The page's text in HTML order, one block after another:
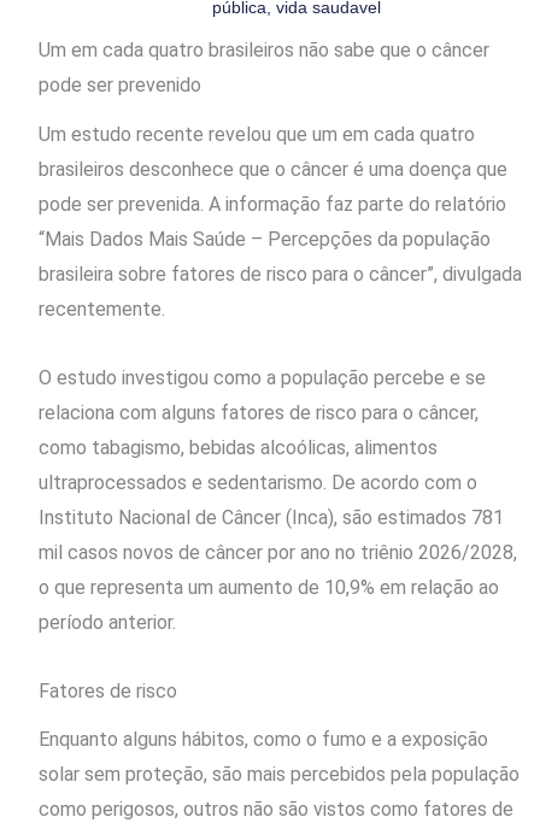
pública, vida saudavel
Um em cada quatro brasileiros não sabe que o câncer
pode ser prevenido
Um estudo recente revelou que um em cada quatro
brasileiros desconhece que o câncer é uma doença que
pode ser prevenida. A informação faz parte do relatório
“Mais Dados Mais Saúde – Percepções da população
brasileira sobre fatores de risco para o câncer”, divulgada
recentemente.
O estudo investigou como a população percebe e se
relaciona com alguns fatores de risco para o câncer,
como tabagismo, bebidas alcoólicas, alimentos
ultraprocessados e sedentarismo. De acordo com o
Instituto Nacional de Câncer (Inca), são estimados 781
mil casos novos de câncer por ano no triênio 2026/2028,
o que representa um aumento de 10,9% em relação ao
período anterior.
Fatores de risco
Enquanto alguns hábitos, como o fumo e a exposição
solar sem proteção, são mais percebidos pela população
como perigosos, outros não são vistos como fatores de